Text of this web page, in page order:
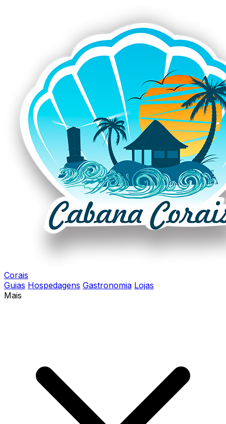
Corais
Guias Hospedagens Gastronomia Lojas
Mais